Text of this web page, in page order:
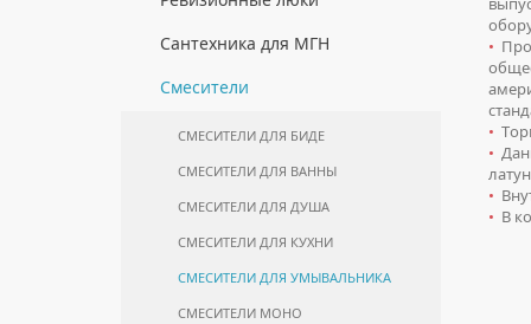
•
•
•
•
• В
ИНСТАЛЛЯЦИЙ
ПОДВЕСНЫЕ
ШКАФЫ НАВЕСНЫЕ
МРАМОРНЫЕ МОЙКИ
ПРОФЕССИОНАЛЬНЫЕ МОЙКИ
СИФОНЫ ДЛЯ КУХОННЫХ МОЕК
КОМПЛЕКТУЮЩИЕ ДЛЯ
ПОЛОТЕНЦЕСУШИТЕЛЕЙ
ЛЮКИ ПОД ПЛИТКУ
Сантехника для МГН
ИНСТАЛЛЯЦИИ ДЛЯ МГН
Смесители
СМЕСИТЕЛИ ДЛЯ БИДЕ
СМЕСИТЕЛИ ДЛЯ ВАННЫ
СМЕСИТЕЛИ ДЛЯ ДУША
СМЕСИТЕЛИ ДЛЯ КУХНИ
СМЕСИТЕЛИ ДЛЯ УМЫВАЛЬНИКА
СМЕСИТЕЛИ МОНО